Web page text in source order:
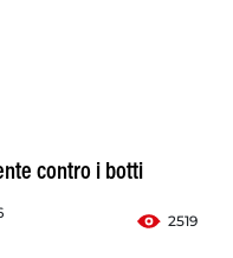
contro i botti
2519